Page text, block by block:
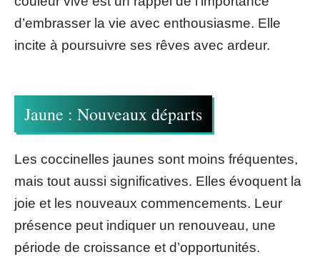
d’embrasser la vie avec enthousiasme. Elle
incite à poursuivre ses rêves avec ardeur.
Jaune : Nouveaux départs
Les coccinelles jaunes sont moins fréquentes,
mais tout aussi significatives. Elles évoquent la
joie et les nouveaux commencements. Leur
présence peut indiquer un renouveau, une
période de croissance et d’opportunités.